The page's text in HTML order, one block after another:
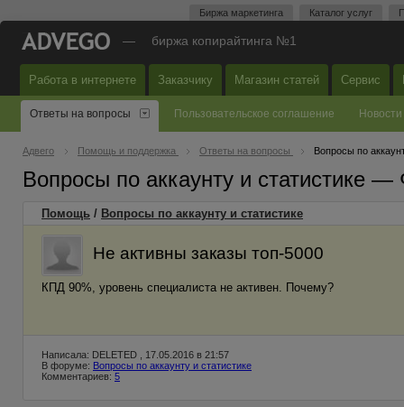
Биржа маркетинга Каталог услуг
— биржа копирайтинга №1
Работа в интернете Заказчику Магазин статей Сервис
Ответы на вопросы Пользовательское соглашение Новости
Адвего Помощь и поддержка Ответы на вопросы Вопросы по
Вопросы по аккаунту и статистике
Помощь / Вопросы по аккаунту и статистике
Не активны заказы топ-5000
КПД 90%, уровень специалиста не активен. Почему?
Написала: DELETED , 17.05.2016 в 21:57
В форуме: Вопросы по аккаунту и статистике
Комментариев: 5